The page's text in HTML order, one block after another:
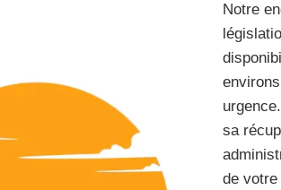
Notre
sa
de votre